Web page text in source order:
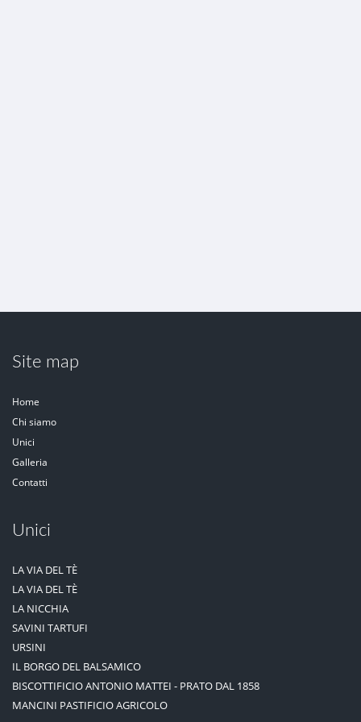
Site map
Home
Chi siamo
Unici
Galleria
Contatti
Unici
LA VIA DEL TÈ
LA VIA DEL TÈ
LA NICCHIA
SAVINI TARTUFI
URSINI
IL BORGO DEL BALSAMICO
BISCOTTIFICIO ANTONIO MATTEI - PRATO DAL 1858
MANCINI PASTIFICIO AGRICOLO